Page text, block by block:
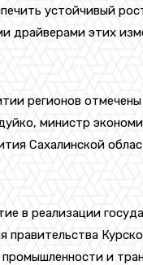
устойчивый
драйверами этих
регионов
министр
Сахалинской
в реализации
правительства
и